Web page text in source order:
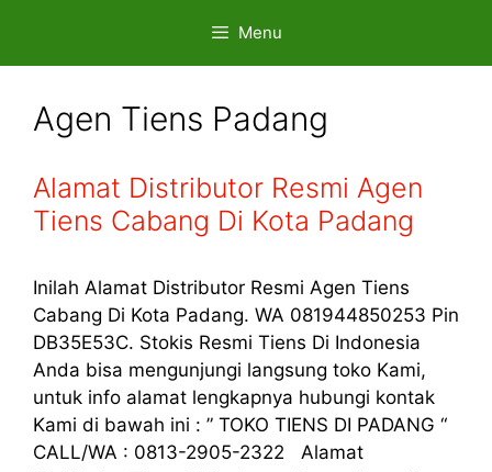
content
Menu
Agen Tiens Padang
Alamat Distributor Resmi Agen
Tiens Cabang Di Kota Padang
Inilah Alamat Distributor Resmi Agen Tiens
Cabang Di Kota Padang. WA 081944850253 Pin
DB35E53C. Stokis Resmi Tiens Di Indonesia
Anda bisa mengunjungi langsung toko Kami,
untuk info alamat lengkapnya hubungi kontak
Kami di bawah ini : ” TOKO TIENS DI PADANG “
CALL/WA : 0813-2905-2322 Alamat